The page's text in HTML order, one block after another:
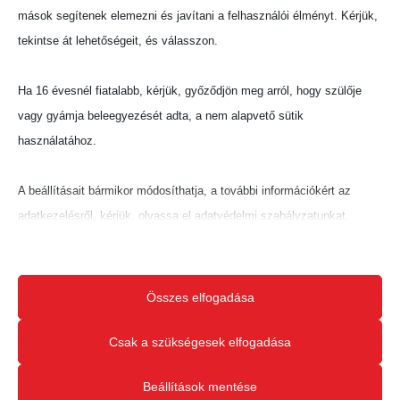
személy ellen lépett fel erőszakosan.
Az ítélet nem jogerős, a vádlott és védője
fellebbezést jelentettek be ellene, az ügyész
tartott fenn.
mások segítenek elemezni és javítani a felhasználói élményt. Kérjük,
tekintse át lehetőségeit, és válasszon.
Ha 16 évesnél fiatalabb, kérjük, győződjön meg arról, hogy szülője
vagy gyámja beleegyezését adta, a nem alapvető sütik
használatához.
A beállításait bármikor módosíthatja, a további információkért az
adatkezelésről, kérjük, olvassa el adatvédelmi szabályzatunkat.
Ne feledje, hogy ha bizonyos típusú sütik, vagy szolgáltatások
letiltása mellett dönt, az befolyásolhatja a webhely által nyújtott
élményét és az általunk kínált szolgáltatásokat.
Összes elfogadása
Csak a szükségesek elfogadása
Beállítások mentése